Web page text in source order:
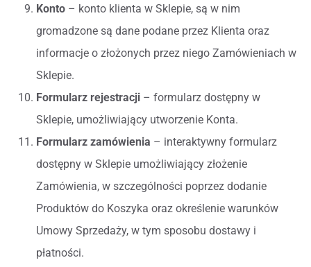
Konto – konto klienta w Sklepie, są w nim
gromadzone są dane podane przez Klienta oraz
informacje o złożonych przez niego Zamówieniach w
Sklepie.
Formularz rejestracji – formularz dostępny w
Sklepie, umożliwiający utworzenie Konta.
Formularz zamówienia – interaktywny formularz
dostępny w Sklepie umożliwiający złożenie
Zamówienia, w szczególności poprzez dodanie
Produktów do Koszyka oraz określenie warunków
Umowy Sprzedaży, w tym sposobu dostawy i
płatności.